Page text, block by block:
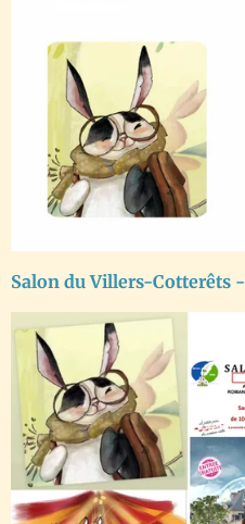
Salon du Villers-Cotterêts -